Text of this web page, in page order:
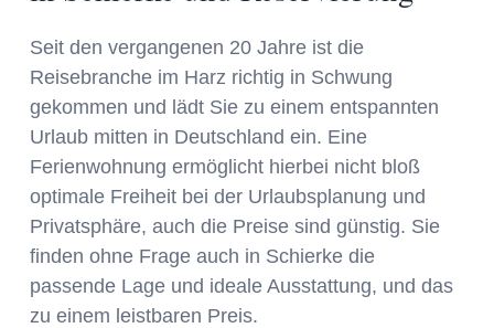
Seit den vergangenen 20 Jahre ist die
Reisebranche im Harz richtig in Schwung
gekommen und lädt Sie zu einem entspannten
Urlaub mitten in Deutschland ein. Eine
Ferienwohnung ermöglicht hierbei nicht bloß
optimale Freiheit bei der Urlaubsplanung und
Privatsphäre, auch die Preise sind günstig. Sie
finden ohne Frage auch in Schierke die
passende Lage und ideale Ausstattung, und das
zu einem leistbaren Preis.